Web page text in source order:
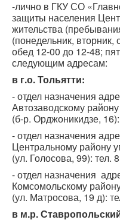
-лично в ГКУ СО
защиты населения
жительства
(понедельник, вторник,
обед 12-00 до 12-48;
следующим адресам:
в г.о. Тольятти:
- отдел назначения
Автозаводскому
(б-р. Орджоникидзе,
- отдел назначения
Центральному району
(ул. Голосова, 99): тел.
- отдел назначения
Комсомольскому
(ул. Матросова, 19 д):
в м.р.